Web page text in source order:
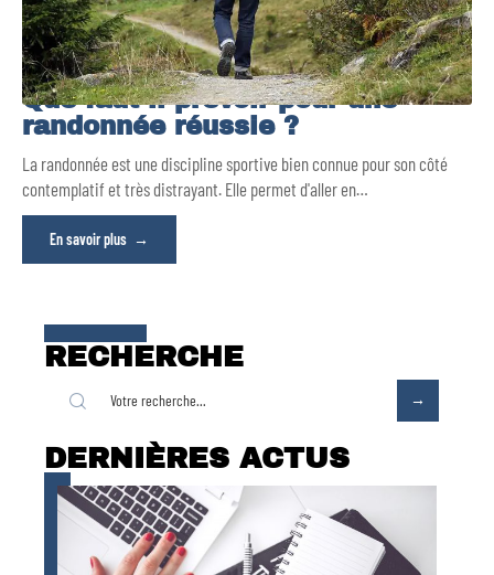
Que faut-il prévoir pour une
randonnée réussie ?
La randonnée est une discipline sportive bien connue pour son côté
contemplatif et très distrayant. Elle permet d'aller en…
En savoir plus
RECHERCHE
DERNIÈRES ACTUS